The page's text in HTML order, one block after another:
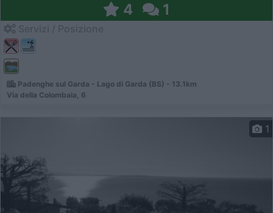
4 1
Padenghe sul Garda - Lago di Garda (BS) - 13.1km
Via della Colombaia, 6
1